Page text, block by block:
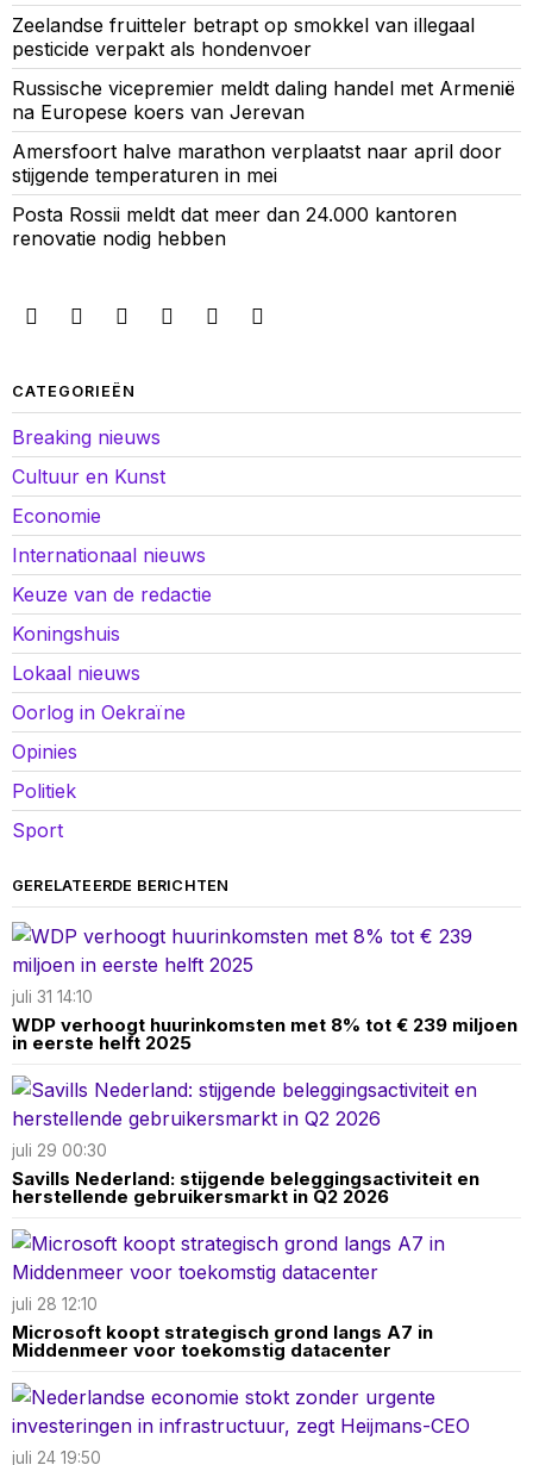
Zeelandse fruitteler betrapt op smokkel van illegaal
pesticide verpakt als hondenvoer
Russische vicepremier meldt daling handel met Armenië
na Europese koers van Jerevan
Amersfoort halve marathon verplaatst naar april door
stijgende temperaturen in mei
Posta Rossii meldt dat meer dan 24.000 kantoren
renovatie nodig hebben
CATEGORIEËN
Breaking nieuws
Cultuur en Kunst
Economie
Internationaal nieuws
Keuze van de redactie
Koningshuis
Lokaal nieuws
Oorlog in Oekraïne
Opinies
Politiek
Sport
GERELATEERDE BERICHTEN
juli 31 14:10
WDP verhoogt huurinkomsten met 8% tot € 239 miljoen
in eerste helft 2025
juli 29 00:30
Savills Nederland: stijgende beleggingsactiviteit en
herstellende gebruikersmarkt in Q2 2026
juli 28 12:10
Microsoft koopt strategisch grond langs A7 in
Middenmeer voor toekomstig datacenter
juli 24 19:50